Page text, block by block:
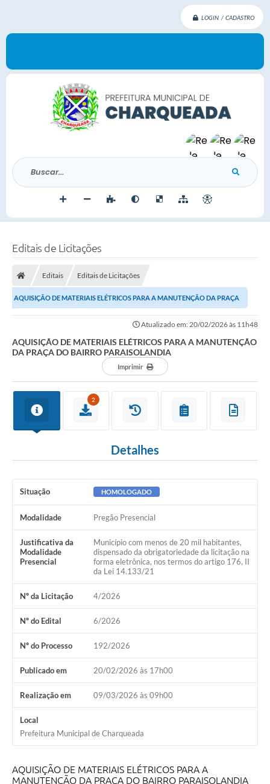
LOGIN / CADASTRO
Buscar...
Editais de Licitações
Editais Editais de Licitações
AQUISIÇÃO DE MATERIAIS ELÉTRICOS PARA A MANUTENÇÃO DA PRAÇA
Atualizado em: 20/02/2026 às 11h48
AQUISIÇÃO DE MATERIAIS ELÉTRICOS PARA A MANUTENÇÃO
DA PRAÇA DO BAIRRO PARAISOLANDIA
Imprimir
2
Detalhes
Situação HOMOLOGADO
Modalidade Pregão Presencial
Justificativa da
Modalidade
Presencial
Município com menos de 20 mil habitantes,
dispensado da obrigatoriedade da licitação na
forma eletrônica, nos termos do artigo 176, II
da Lei 14.133/21
Nº da Licitação 4/2026
Nº do Edital 6/2026
Nº do Processo 192/2026
Publicado em 20/02/2026 às 17h00
Realização em 09/03/2026 às 09h00
Local
Prefeitura Municipal de Charqueada
AQUISIÇÃO DE MATERIAIS ELÉTRICOS PARA A
MANUTENÇÃO DA PRAÇA DO BAIRRO PARAISOLANDIA